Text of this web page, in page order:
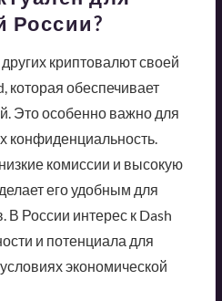
России?
криптовалют своей
которая обеспечивает
Это особенно важно для
конфиденциальность.
комиссии и высокую
его удобным для
В России интерес к Dash
и потенциала для
экономической